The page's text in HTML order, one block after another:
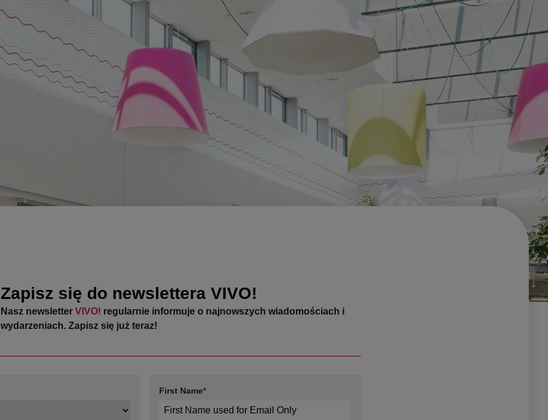
Zapisz się do newslettera VIVO!
Nasz newsletter VIVO! regularnie informuje o najnowszych wiadomościach i
wydarzeniach. Zapisz się już teraz!
First Name*